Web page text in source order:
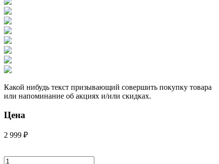
Какой нибудь текст призывающий совершить покупку товара
или напоминание об акциях и/или скидках.
Цена
2 999 ₽